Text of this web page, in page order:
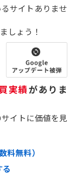
サイトありませ
しょう！
実績がありま
イトに価値を見
料無料）